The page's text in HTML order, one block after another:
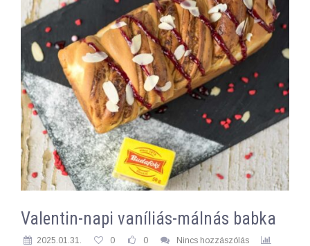
Valentin-napi vaníliás-málnás babka
2025.01.31. 0 0
Nincs hozzászólás